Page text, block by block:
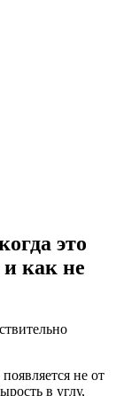
это
и как не
не от
в углу,